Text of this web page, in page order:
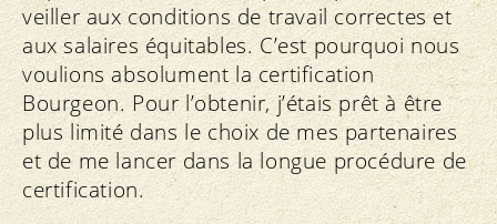
veiller aux conditions de travail correctes et
aux salaires équitables. C’est pourquoi nous
voulions absolument la certification
Bourgeon. Pour l’obtenir, j’étais prêt à être
plus limité dans le choix de mes partenaires
et de me lancer dans la longue procédure de
certification.